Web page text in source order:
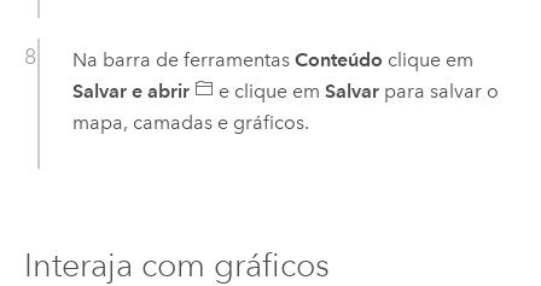
Na barra de ferramentas Conteúdo clique em
Salvar e abrir
e clique em Salvarpara salvar o
mapa, camadas e gráficos.
Interaja com gráficos